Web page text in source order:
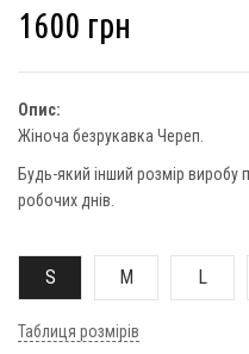
1600 грн
Опис:
Жіноча безрукавка Череп.
Будь-який інший розмір виробу
робочих днів.
S M L
Таблиця розмірів